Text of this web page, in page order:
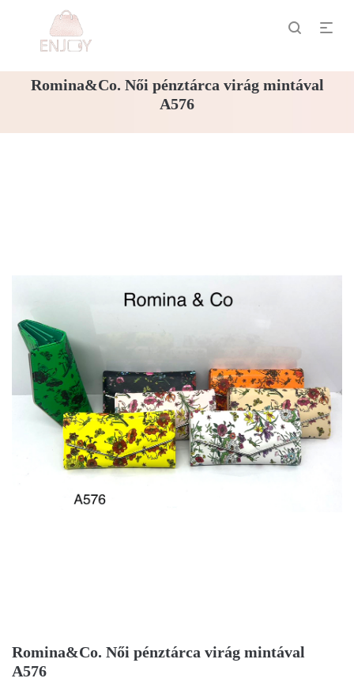
Romina&Co. Női pénztárca virág mintával
A576
Romina&Co. Női pénztárca virág mintával
A576